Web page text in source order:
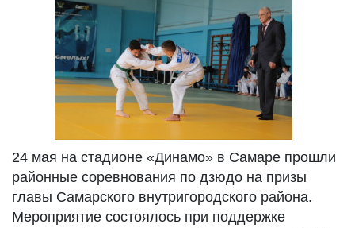
24 мая на стадионе «Динамо» в Самаре прошли
районные соревнования по дзюдо на призы
главы Самарского внутригородского района.
Мероприятие состоялось при поддержке